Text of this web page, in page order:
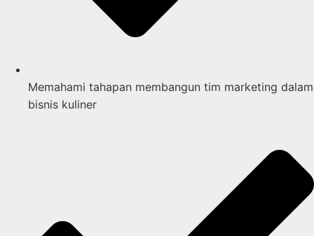
Memahami tahapan membangun tim marketing dalam
bisnis kuliner